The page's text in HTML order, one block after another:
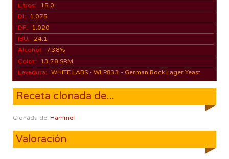
Litros:
15.0
DI:
1.075
DF:
1.020
IBU:
24.1
Alcohol: 7.38%
Color:
13.78 SRM
Levadura: WHITE LABS - WLP833 - German Bock Lager Yeast
Receta clonada de...
Clonada de: Hammel
Valoración